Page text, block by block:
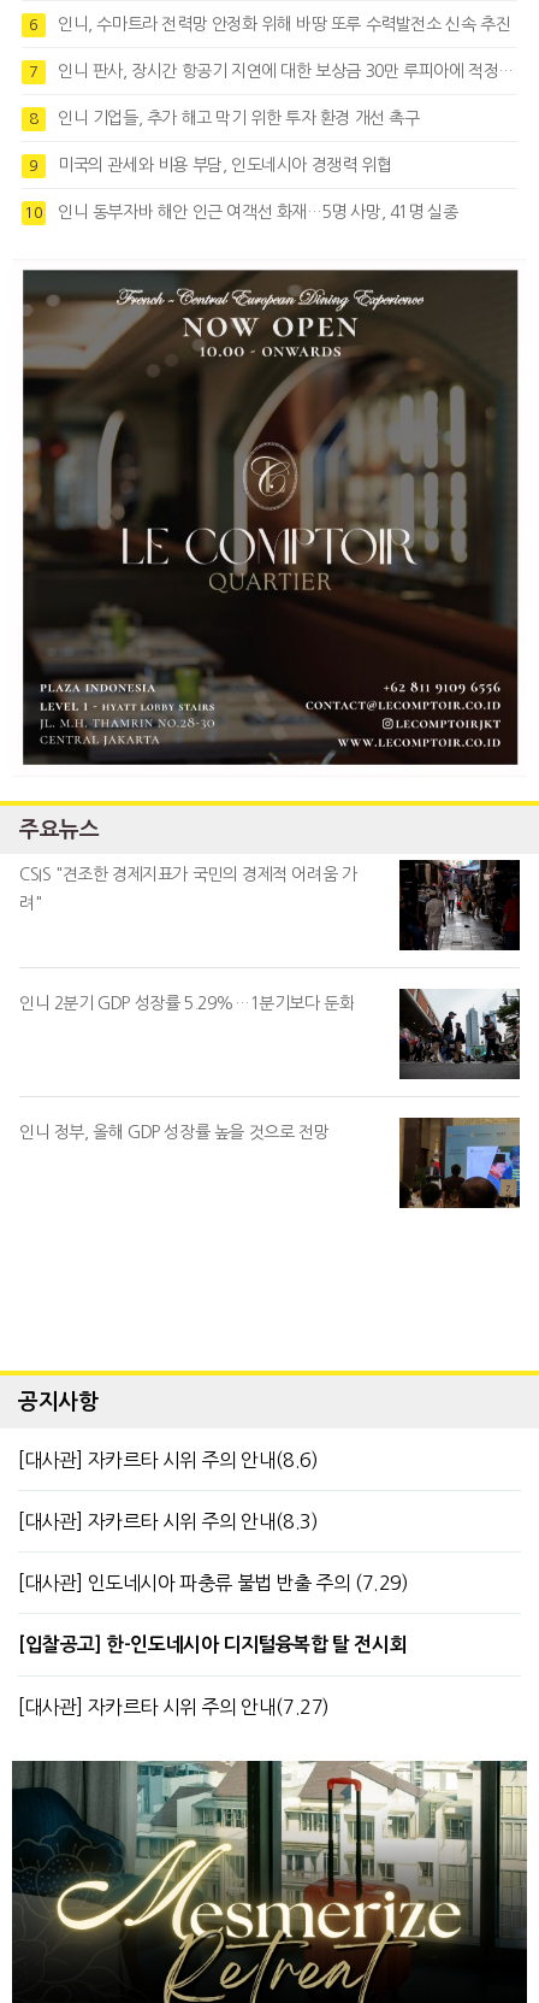
6 인니, 수마트라 전력망 안정화 위해 바땅 또루 수력발전소 신속 추진
7 인니 판사, 장시간 항공기 지연에 대한 보상금 30만 루피아에 적정성 제기
8 인니 기업들, 추가 해고 막기 위한 투자 환경 개선 촉구
9 미국의 관세와 비용 부담, 인도네시아 경쟁력 위협
10 인니 동부자바 해안 인근 여객선 화재…5명 사망, 41명 실종
주요뉴스
CSIS "견조한 경제지표가 국민의 경제적 어려움 가
려"
인니 2분기 GDP 성장률 5.29%…1분기보다 둔화
인니 정부, 올해 GDP 성장률 높을 것으로 전망
공지사항
[대사관] 자카르타 시위 주의 안내(8.6)
[대사관] 자카르타 시위 주의 안내(8.3)
[대사관] 인도네시아 파충류 불법 반출 주의 (7.29)
[입찰공고] 한-인도네시아 디지털융복합 탈 전시회
[대사관] 자카르타 시위 주의 안내(7.27)